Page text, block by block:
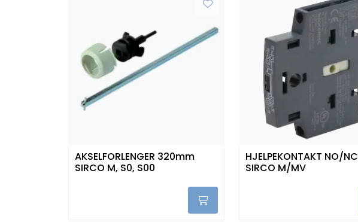
AKSELFORLENGER 320mm
SIRCO M, S0, S00
HJELPEKONTAKT NO/NC
SIRCO M/MV